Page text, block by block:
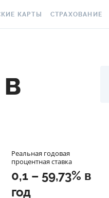
КАРТЫ
КАРТЫ
КАРТЫ
С КЕШБЭКОМ
ДЛЯ
СТРАХОВАНИЕ
ЭЛЕКТРОННАЯ
ДМС ДЛЯ
Реальная годовая
процентная ставка
0,1 – 59,73% в
год